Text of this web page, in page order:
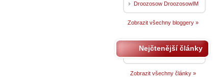
Droozosow DroozosowIM
Zobrazit všechny bloggery »
Nejčtenější články
Zobrazit všechny články »